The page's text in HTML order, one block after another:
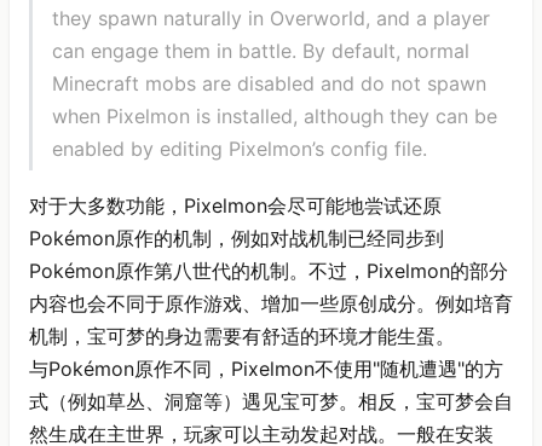
they spawn naturally in Overworld, and a player
can engage them in battle. By default, normal
Minecraft mobs are disabled and do not spawn
when Pixelmon is installed, although they can be
enabled by editing Pixelmon’s config file.
对于大多数功能，Pixelmon会尽可能地尝试还原
Pokémon原作的机制，例如对战机制已经同步到
Pokémon原作第八世代的机制。不过，Pixelmon的部分
内容也会不同于原作游戏、增加一些原创成分。例如培育
机制，宝可梦的身边需要有舒适的环境才能生蛋。
与Pokémon原作不同，Pixelmon不使用"随机遭遇"的方
式（例如草丛、洞窟等）遇见宝可梦。相反，宝可梦会自
然生成在主世界，玩家可以主动发起对战。一般在安装